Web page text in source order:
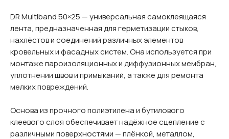
DR Multiband 50×25 — универсальная самоклеящаяся
лента, предназначенная для герметизации стыков,
нахлёстов и соединений различных элементов
кровельных и фасадных систем. Она используется при
монтаже пароизоляционных и диффузионных мембран,
уплотнении швов и примыканий, а также для ремонта
мелких повреждений.
Основа из прочного полиэтилена и бутилового
клеевого слоя обеспечивает надёжное сцепление с
различными поверхностями — плёнкой, металлом,